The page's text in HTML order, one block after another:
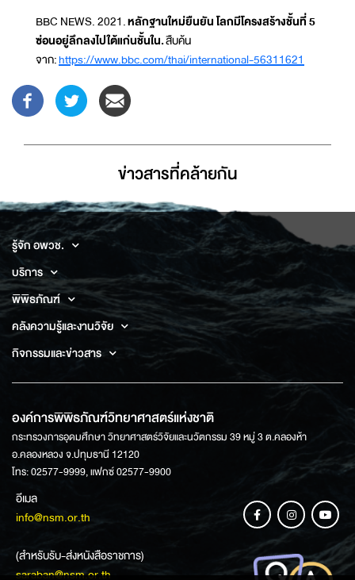
BBC NEWS. 2021.หลักฐานใหม่ยืนยัน โลกมีโครงสร้างชั้นที่ 5
ซ่อนอยู่ลึกลงไปใต้แก่นชั้นใน.สืบค้น
จาก:https://www.bbc.com/thai/international-56311621
ข่าวสารที่่คล้ายกัน
รู้จัก อพวช.
บริการ
พิพิธภัณฑ์
คลังความรู้และงานวิจัย
กิจกรรมและข่าวสาร
องค์การพิพิธภัณฑ์วิทยาศาสตร์แห่งชาติ
กระทรวงการอุดมศึกษา วิทยาศาสตร์วิจัยและนวัตกรรม 39 หมู่ 3 ต.คลองห้า
อ.คลองหลวง จ.ปทุมธานี 12120
โทร: 02577-9999, แฟกซ์ 02577-9900
อีเมล
info@nsm.or.th
(สำหรับรับ-ส่งหนังสือราชการ)
saraban@nsm.or.th